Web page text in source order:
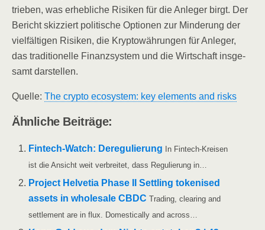
trie­ben, was erheb­li­che Risi­ken für die Anle­ger birgt. Der
Bericht skiz­ziert poli­ti­sche Optio­nen zur Min­de­rung der
viel­fäl­ti­gen Risi­ken, die Kryp­to­wäh­run­gen für Anle­ger,
das tra­di­tio­nel­le Finanz­sys­tem und die Wirt­schaft ins­ge­
samt darstellen.
Quel­le: The cryp­to eco­sys­tem: key ele­ments and risks
Ähn­li­che Beiträge:
Fin­­tech-Watch: Dere­gu­lie­rung
In Fin­­tech-Krei­­sen
ist die Ansicht weit ver­brei­tet, dass Regu­lie­rung in…
Pro­ject Hel­ve­tia Pha­se II Sett­ling toke­nis­ed
assets in who­le­sa­le CBDC Tra­ding, clea­ring and
sett­le­ment are in flux. Dome­sti­cal­ly and across…